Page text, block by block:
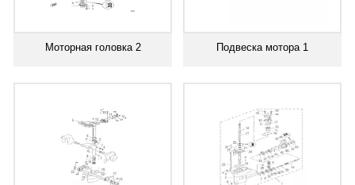
Моторная головка 2 Подвеска мотора 1